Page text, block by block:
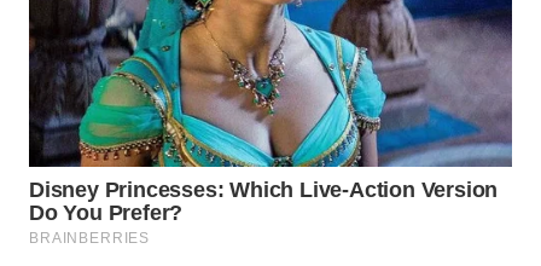
MALUT
WN
DAIRI
WN
DANAU
TOBA